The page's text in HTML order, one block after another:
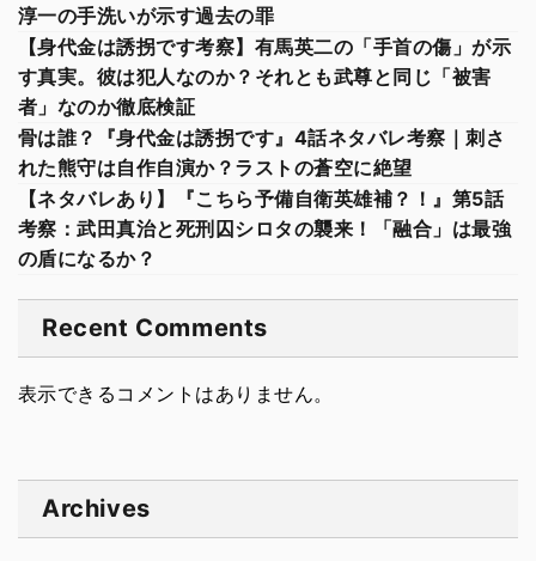
淳一の手洗いが示す過去の罪
【身代金は誘拐です考察】有馬英二の「手首の傷」が示
す真実。彼は犯人なのか？それとも武尊と同じ「被害
者」なのか徹底検証
骨は誰？『身代金は誘拐です』4話ネタバレ考察｜刺さ
れた熊守は自作自演か？ラストの蒼空に絶望
【ネタバレあり】『こちら予備自衛英雄補？！』第5話
考察：武田真治と死刑囚シロタの襲来！「融合」は最強
の盾になるか？
Recent Comments
表示できるコメントはありません。
Archives